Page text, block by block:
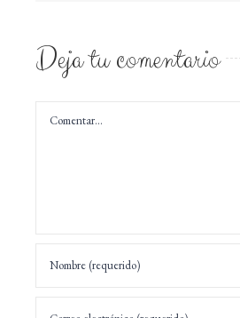
Deja tu comentario
Comentar